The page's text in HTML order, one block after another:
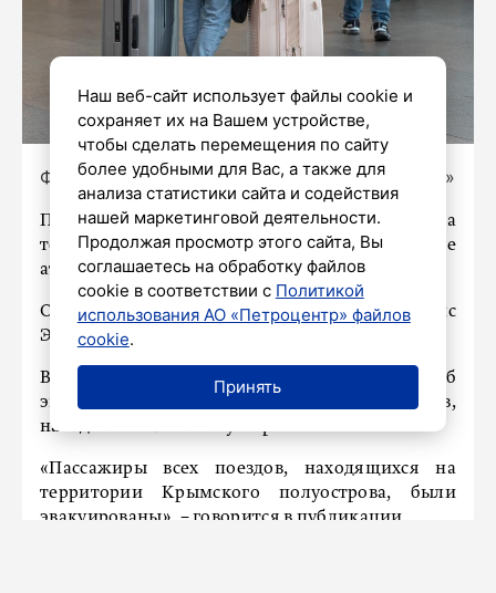
Фото: Олег Золото / «Петербургский дневник»
Пассажиры всех поездов, которые находятся на
территории Крыма, были эвакуированы после
атаки дронов на состав Москва − Симферополь.
Об этом заявил перевозчик «Гранд Сервис
Экспресс».
В пресс-службе компании сообщили об
эвакуации пассажиров всех составов,
находившихся на полуострове.
«Пассажиры всех поездов, находящихся на
территории Крымского полуострова, были
эвакуированы», − говорится в публикации.
Наш веб-сайт использует файлы cookie и
сохраняет их на Вашем устройстве,
чтобы сделать перемещения по сайту
более удобными для Вас, а также для
анализа статистики сайта и содействия
нашей маркетинговой деятельности.
Продолжая просмотр этого сайта, Вы
соглашаетесь на обработку файлов
cookie в соответствии с Политикой
использования АО «Петроцентр» файлов
cookie.
Принять